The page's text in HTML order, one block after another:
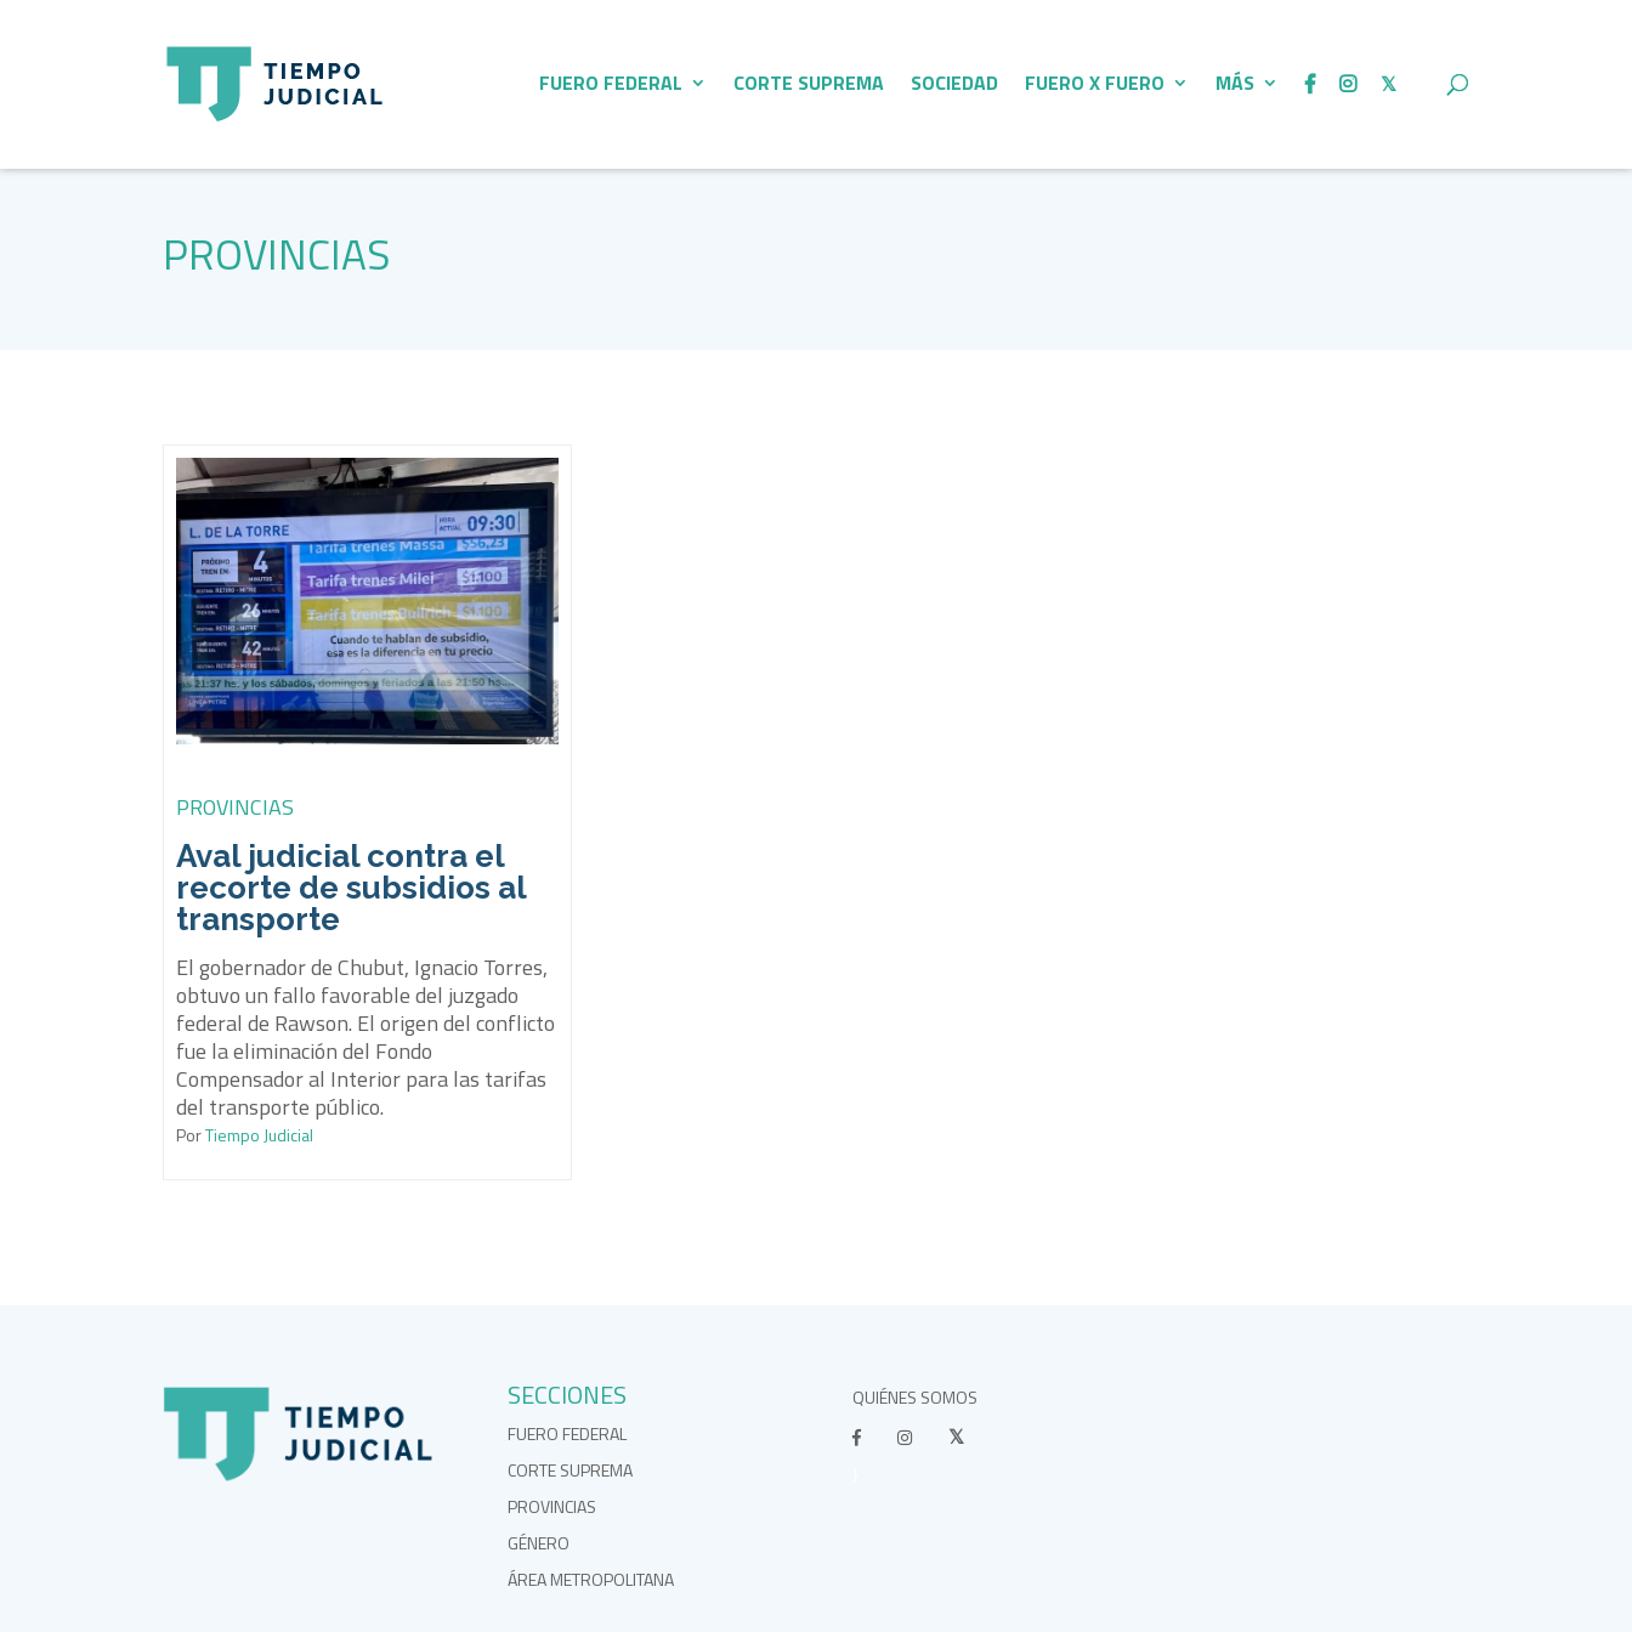
FUERO FEDERAL CORTE SUPREMA SOCIEDAD FUERO X FUERO MÁS
PROVINCIAS
PROVINCIAS
Aval judicial contra el
recorte de subsidios al
transporte
El gobernador de Chubut, Ignacio Torres,
obtuvo un fallo favorable del juzgado
federal de Rawson. El origen del conflicto
fue la eliminación del Fondo
Compensador al Interior para las tarifas
del transporte público.
PorTiempo Judicial
SECCIONES
FUERO FEDERAL
CORTE SUPREMA
PROVINCIAS
GÉNERO
ÁREA METROPOLITANA
QUIÉNES SOMOS